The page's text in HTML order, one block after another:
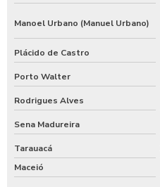
Manoel Urbano (Manuel Urbano)
Plácido de Castro
Porto Walter
Rodrigues Alves
Sena Madureira
Tarauacá
Maceió